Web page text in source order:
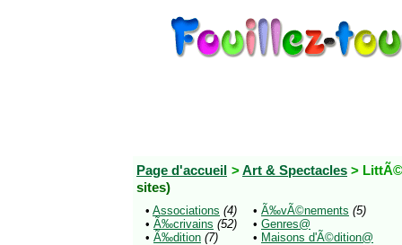
Page d'accueil >Art & Spectacles >
sites)
• Associations (4)
• Ã‰crivains (52)
• Ã‰dition (7)
• Ã‰vÃ©nements (5)
• Genres@
• Maisons d'Ã©dition@